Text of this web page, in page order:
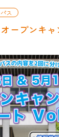
ス
ープンキ